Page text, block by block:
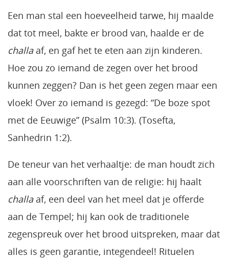
Een man stal een hoeveelheid tarwe, hij maalde
dat tot meel, bakte er brood van, haalde er de
challaaf, en gaf het te eten aan zijn kinderen.
Hoe zou zo iemand de zegen over het brood
kunnen zeggen? Dan is het geen zegen maar een
vloek! Over zo iemand is gezegd: “De boze spot
met de Eeuwige” (Psalm 10:3). (Tosefta,
Sanhedrin 1:2).
De teneur van het verhaaltje: de man houdt zich
aan alle voorschriften van de religie: hij haalt
challaaf, een deel van het meel dat je offerde
aan de Tempel; hij kan ook de traditionele
zegenspreuk over het brood uitspreken, maar dat
alles is geen garantie, integendeel! Rituelen